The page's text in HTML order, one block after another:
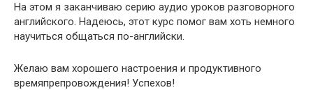
На этом я заканчиваю серию аудио уроков разговорного
английского. Надеюсь, этот курс помог вам хоть немного
научиться общаться по-английски.
Желаю вам хорошего настроения и продуктивного
времяпрепровождения! Успехов!